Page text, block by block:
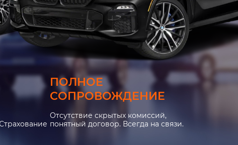
ПОЛНОЕ
СОПРОВОЖДЕНИЕ
Отсутствие скрытых комиссий,
понятный договор. Всегда на связи.